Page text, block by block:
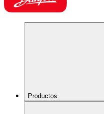
Productos